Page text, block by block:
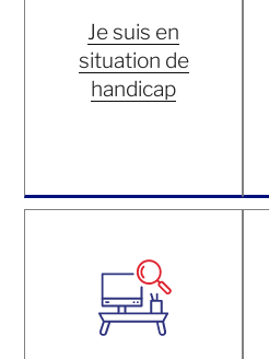
Je suis en
situation de
handicap